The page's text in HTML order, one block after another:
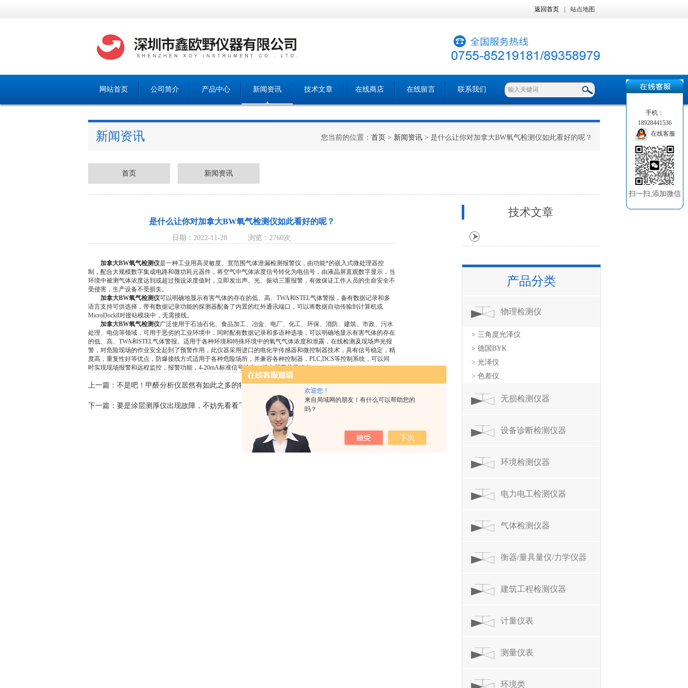
欢迎您！
来自局域网的朋友！有什么可以帮助您的
吗？
返回首页 站点地图
网站首页 公司简介 产品中心 新闻资讯 技术文章 在线商店 在线留言 联系我们
新闻资讯 您当前的位置： 首页 > 新闻资讯 > 是什么让你对加拿大BW氧气检测仪如此看好的呢？
首页 新闻资讯
是什么让你对加拿大BW氧气检测仪如此看好的呢？
日期：2022-11-28 浏览：2760次
加拿大BW氧气检测仪是一种工业用高灵敏度、宽范围气体泄漏检测报警仪，由功能*的嵌入式微处理器控
制，配合大规模数字集成电路和微功耗元器件，将空气中气体浓度信号转化为电信号，由液晶屏直观数字显示，当
环境中被测气体浓度达到或超过预设浓度值时，立即发出声、光、振动三重报警，有效保证工作人员的生命安全不
受侵害，生产设备不受损失。
加拿大BW氧气检测仪可以明确地显示有害气体的存在的低、高、TWA和STEL气体警报，备有数据记录和多
语言支持可供选择，带有数据记录功能的探测器配备了内置的红外通讯端口，可以将数据自动传输到计算机或
MicroDockll对接站模块中，无需接线。
加拿大BW氧气检测仪广泛使用于石油石化、食品加工、冶金、电厂、化工、环保、消防、建筑、市政、污水
处理、电信等领域，可用于恶劣的工业环境中，同时配有数据记录和多语种选项，可以明确地显示有害气体的存在
的低、高、TWA和STEL气体警报。适用于各种环境和特殊环境中的氧气气体浓度和泄露，在线检测及现场声光报
警，对危险现场的作业安全起到了预警作用，此仪器采用进口的电化学传感器和微控制器技术，具有信号稳定，精
度高，重复性好等优点，防爆接线方式适用于各种危险场所，并兼容各种控制器，PLC,DCS等控制系统，可以同
时实现现场报警和远程监控，报警功能，4-20mA标准信号输出，继电器开关量输出。
上一篇： 不是吧！甲醛分析仪居然有如此之多的特点
下一篇： 要是涂层测厚仪出现故障，不妨先看看下文
技术文章
产品分类
物理检测仪
> 三角度光泽仪
> 德国BYK
> 光泽仪
> 色差仪
无损检测仪器
设备诊断检测仪器
环境检测仪器
电力电工检测仪器
气体检测仪器
衡器/量具量仪/力学仪器
建筑工程检测仪器
计量仪表
测量仪表
环境类
手机：
18928441536
在线客服
扫一扫,添加微信